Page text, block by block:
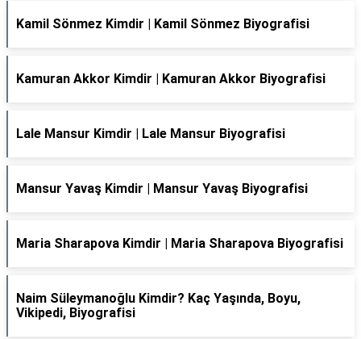
Kamil Sönmez Kimdir | Kamil Sönmez Biyografisi
Kamuran Akkor Kimdir | Kamuran Akkor Biyografisi
Lale Mansur Kimdir | Lale Mansur Biyografisi
Mansur Yavaş Kimdir | Mansur Yavaş Biyografisi
Maria Sharapova Kimdir | Maria Sharapova Biyografisi
Naim Süleymanoğlu Kimdir? Kaç Yaşında, Boyu,
Vikipedi, Biyografisi